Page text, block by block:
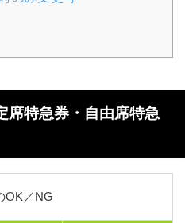
席特急券・自由席特急
OK／NG